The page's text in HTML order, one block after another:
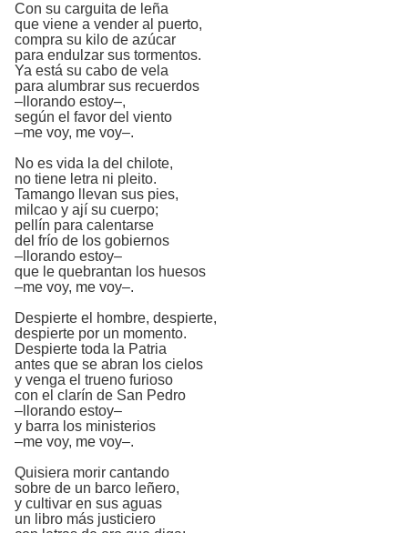
Con su carguita de leña
que viene a vender al puerto,
compra su kilo de azúcar
para endulzar sus tormentos.
Ya está su cabo de vela
para alumbrar sus recuerdos
–llorando estoy–,
según el favor del viento
–me voy, me voy–.
No es vida la del chilote,
no tiene letra ni pleito.
Tamango llevan sus pies,
milcao y ají su cuerpo;
pellín para calentarse
del frío de los gobiernos
–llorando estoy–
que le quebrantan los huesos
–me voy, me voy–.
Despierte el hombre, despierte,
despierte por un momento.
Despierte toda la Patria
antes que se abran los cielos
y venga el trueno furioso
con el clarín de San Pedro
–llorando estoy–
y barra los ministerios
–me voy, me voy–.
Quisiera morir cantando
sobre de un barco leñero,
y cultivar en sus aguas
un libro más justiciero